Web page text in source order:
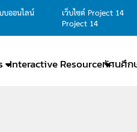
บออนไลน์
เว็บไซต์ Project 14
Project 14
Interactive Resourceทัศนศึก